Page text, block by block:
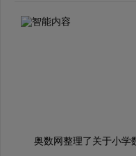
奥数网整理了关于小学数